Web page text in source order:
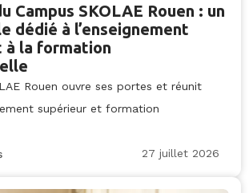
Campus SKOLAE Rouen : un
dédié à l’enseignement
à la formation
Rouen ouvre ses portes et réunit
supérieur et formation
27 juillet 2026